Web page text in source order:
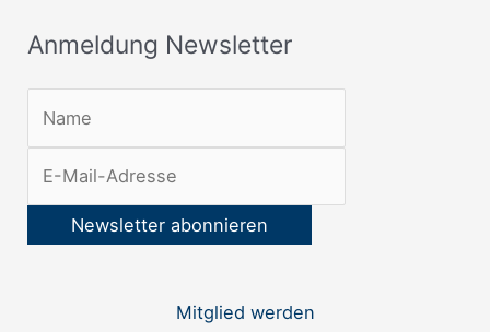
Anmeldung Newsletter
l
e
e
Mitglied werden